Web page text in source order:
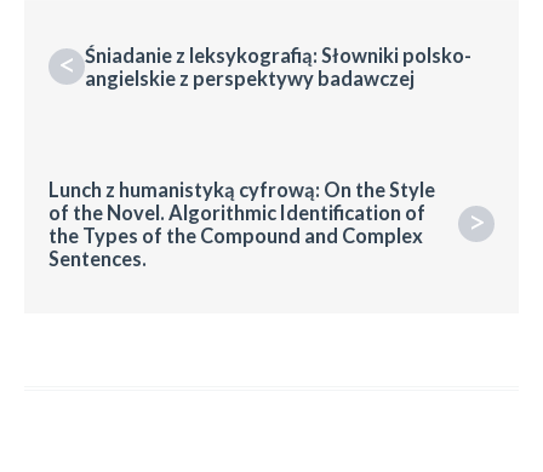
< Śniadanie z leksykografią: Słowniki polsko-
angielskie z perspektywy badawczej
>
Lunch z humanistyką cyfrową: On the Style
of the Novel. Algorithmic Identification of
the Types of the Compound and Complex
Sentences.